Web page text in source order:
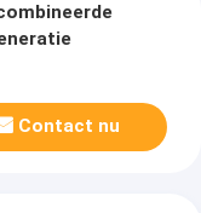
Contact nu